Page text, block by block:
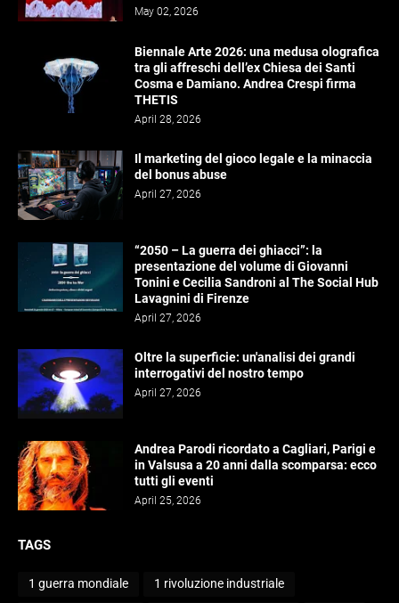
May 02, 2026
Biennale Arte 2026: una medusa olografica
tra gli affreschi dell’ex Chiesa dei Santi
Cosma e Damiano. Andrea Crespi firma
THETIS
April 28, 2026
Il marketing del gioco legale e la minaccia
del bonus abuse
April 27, 2026
“2050 – La guerra dei ghiacci”: la
presentazione del volume di Giovanni
Tonini e Cecilia Sandroni al The Social Hub
Lavagnini di Firenze
April 27, 2026
Oltre la superficie: un'analisi dei grandi
interrogativi del nostro tempo
April 27, 2026
Andrea Parodi ricordato a Cagliari, Parigi e
in Valsusa a 20 anni dalla scomparsa: ecco
tutti gli eventi
April 25, 2026
TAGS
1 guerra mondiale 1 rivoluzione industriale